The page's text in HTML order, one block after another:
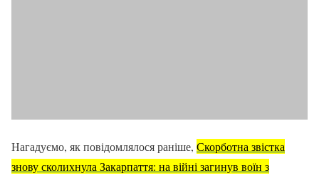
Нагадуємо, як повідомлялося раніше, Скорботна звістка
знову сколихнула Закарпаття: на війні загинув воїн з